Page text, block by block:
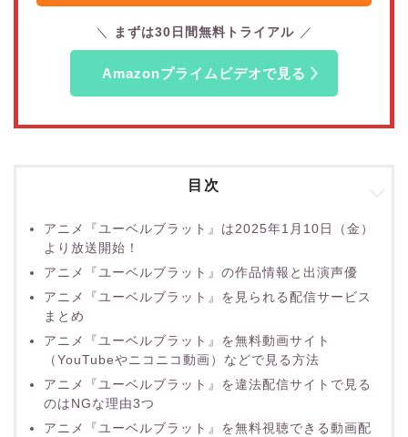
まずは30日間無料トライアル
Amazonプライムビデオで見る
目次
アニメ『ユーベルブラット』は2025年1月10日（金）
より放送開始！
アニメ『ユーベルブラット』の作品情報と出演声優
アニメ『ユーベルブラット』を見られる配信サービス
まとめ
アニメ『ユーベルブラット』を無料動画サイト
（YouTubeやニコニコ動画）などで見る方法
アニメ『ユーベルブラット』を違法配信サイトで見る
のはNGな理由3つ
アニメ『ユーベルブラット』を無料視聴できる動画配